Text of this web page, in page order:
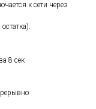
к сети через
8 сек